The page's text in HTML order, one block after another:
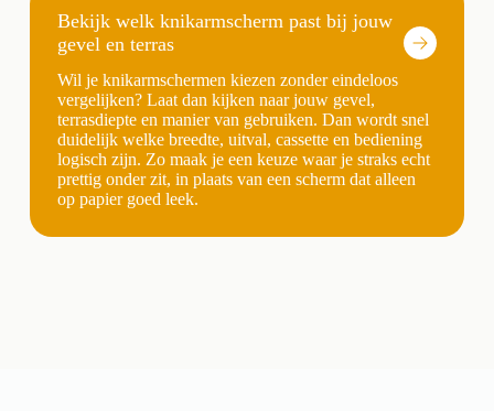
Bekijk welk knikarmscherm past bij jouw
gevel en terras
Wil je knikarmschermen kiezen zonder eindeloos
vergelijken? Laat dan kijken naar jouw gevel,
terrasdiepte en manier van gebruiken. Dan wordt snel
duidelijk welke breedte, uitval, cassette en bediening
logisch zijn. Zo maak je een keuze waar je straks echt
prettig onder zit, in plaats van een scherm dat alleen
op papier goed leek.